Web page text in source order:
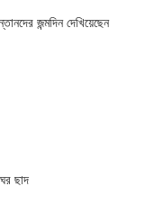
জন্মদিন দেখিয়েছেন
ছাদ